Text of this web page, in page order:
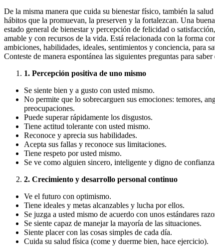
De la misma manera que cuida su bienestar físico, también la
hábitos que la promuevan, la preserven y la fortalezcan. Una
estado general de bienestar y percepción de felicidad o
amable y con recursos de la vida. Está relacionada con la forma
ambiciones, habilidades, ideales, sentimientos y conciencia, para
Conteste de manera espontánea las siguientes preguntas para
1. Percepción positiva de uno mismo
Se siente bien y a gusto con usted mismo.
No permite que lo sobrecarguen sus emociones: temores,
preocupaciones.
Puede superar rápidamente los disgustos.
Tiene actitud tolerante con usted mismo.
Reconoce y aprecia sus habilidades.
Acepta sus fallas y reconoce sus limitaciones.
Tiene respeto por usted mismo.
Se ve como alguien sincero, inteligente y digno de
2. Crecimiento y desarrollo personal continuo
Ve el futuro con optimismo.
Tiene ideales y metas alcanzables y lucha por ellos.
Se juzga a usted mismo de acuerdo con unos estándares
Se siente capaz de manejar la mayoría de las situaciones.
Siente placer con las cosas simples de cada día.
Cuida su salud física (come y duerme bien, hace ejercicio).